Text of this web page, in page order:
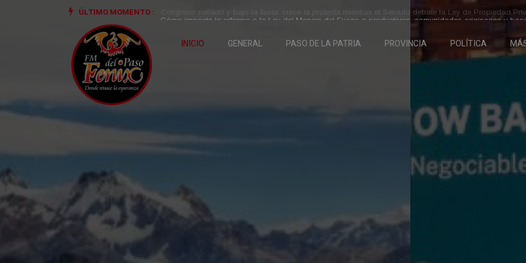
ÚLTIMO MOMENTO : Congreso vallado y bajo la lluvia: crece la protesta mientras el Senado debate la Ley de Propiedad
INICIO GENERAL PASO DE LA PATRIA PROVINCIA POLÍTICA
GENERAL
Bancor consiguió dinero
del mercado y ahora
diseña nuevas líneas de
créditos